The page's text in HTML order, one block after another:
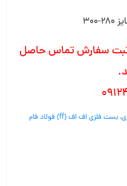
ثبت سفارش تماس حاصل
, بست فلزی اف اف (ff) فولاد فام